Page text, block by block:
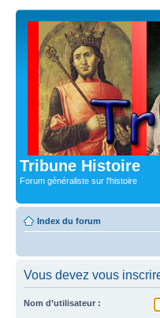
Tribune Histoire
Forum généraliste sur l'histoire
Index du forum
Vous devez vous
Nom d’utilisateur :